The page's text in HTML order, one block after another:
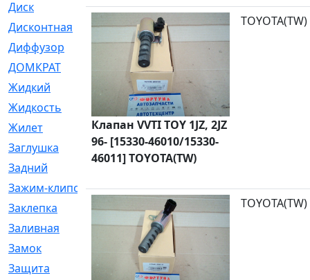
Диск
[418]
Дисконтная
[1]
Диффузор
[1]
ДОМКРАТ
[1]
Жидкий
[5]
Жидкость
[80]
Жилет
[1]
Заглушка
[21]
Задний
[528]
Зажим-клипса
[1]
Заклепка
[1]
Заливная
[4]
Замок
[12]
Защита
[79]
Клапан VVTI TOY 1JZ, 2JZ
96- [15330-46010/15330-
46011] TOYOTA(TW)
TOYOTA(TW)
TOYOTA(TW)